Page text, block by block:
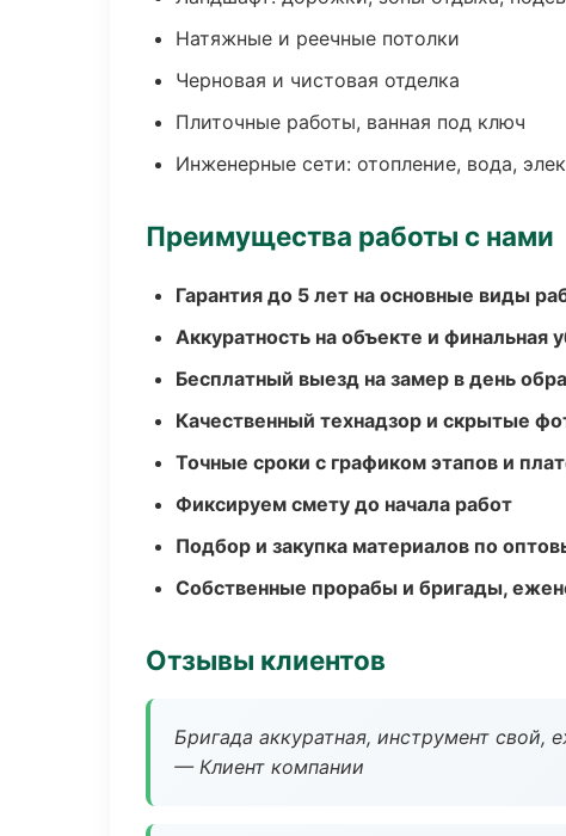
Натяжные и реечные потолки
Черновая и чистовая отделка
Плиточные работы, ванная под ключ
Инженерные сети: отопление, вода,
Преимущества работы с нами
Гарантия до 5 лет на основные виды
Аккуратность на объекте и финальная
Бесплатный выезд на замер в день
Качественный технадзор и скрытые
Точные сроки с графиком этапов и
Фиксируем смету до начала работ
Подбор и закупка материалов по
Собственные прорабы и бригады,
Отзывы клиентов
Бригада аккуратная, инструмент свой,
— Клиент компании